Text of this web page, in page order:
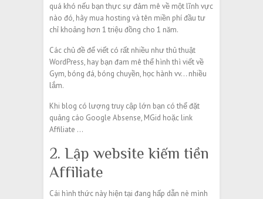
quá khó nếu bạn thực sự đảm mê về một lĩnh vực
nào đó, hãy mua hosting và tên miền phí đầu tư
chỉ khoảng hơn 1 triệu đồng cho 1 năm.
Các chủ đề để viết có rất nhiều như thủ thuật
WordPress, hay bạn đam mê thể hình thì viết về
Gym, bóng đá, bóng chuyền, học hành vv… nhiều
lắm.
Khi blog có lượng truy cập lớn bạn có thể đặt
quảng cáo Google Absense, MGid hoặc link
Affiliate …
2. Lập website kiếm tiền
Affiliate
Cái hình thức này hiện tại đang hấp dẫn nè mình